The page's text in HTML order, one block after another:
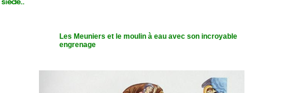
Les Meuniers et le moulin à eau avec son incroyable
engrenage